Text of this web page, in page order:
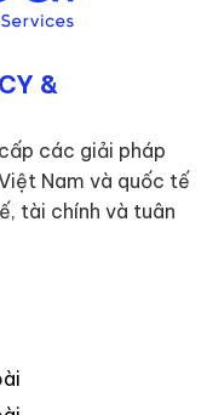
&
các giải pháp
Nam và quốc tế
tài chính và tuân